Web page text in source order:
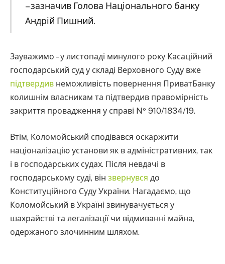
– зазначив Голова Національного банку
Андрій Пишний.
Зауважимо – у листопаді минулого року Касаційний
господарський суд у складі Верховного Суду вже
підтвердив неможливість повернення ПриватБанку
колишнім власникам та підтвердив правомірність
закриття провадження у справі Nº 910/1834/19.
Втім, Коломойський сподівався оскаржити
націоналізацію установи як в адміністративних, так
і в господарських судах. Після невдачі в
господарському суді, він звернувся до
Конституційного Суду України. Нагадаємо, що
Коломойський в Україні звинувачується у
шахрайстві та легалізації чи відмиванні майна,
одержаного злочинним шляхом.